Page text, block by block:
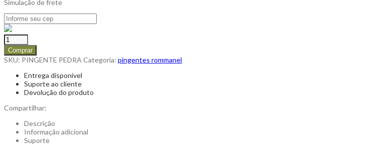
Simulação de frete
Comprar
SKU: PINGENTE PEDRA Categoria: pingentes rommanel
Entrega disponível
Suporte ao cliente
Devolução do produto
Compartilhar:
Descrição
Informação adicional
Suporte